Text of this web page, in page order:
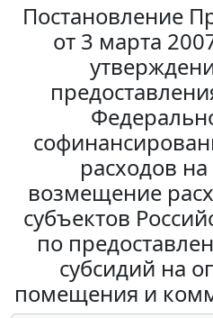
Постановление
от 3 марта
расходов
возмещение
субъектов
по
субсидий на
помещения и